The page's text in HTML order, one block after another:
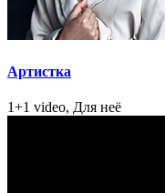
Артистка
1+1 video, Для неё